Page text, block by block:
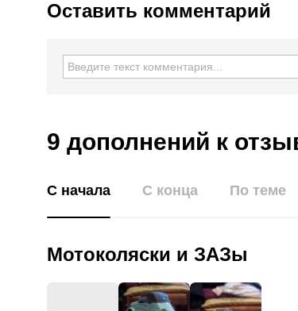
Оставить комментарий
9 дополнений к
С начала С конца По теме
Мотоколяски и ЗАЗы